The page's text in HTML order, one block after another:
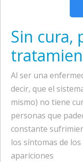
Sin cura,
Al ser una
decir, que el
mismo) no tiene
personas que
constante
los síntomas de
apariciones